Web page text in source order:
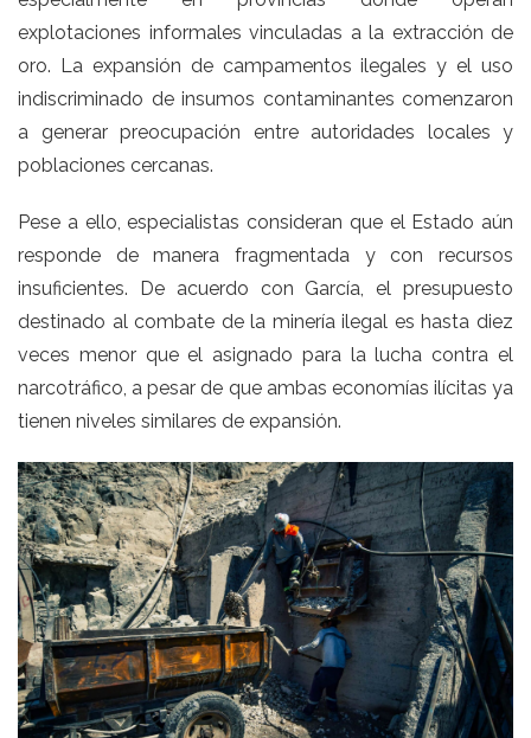
explotaciones informales vinculadas a la extracción de
oro. La expansión de campamentos ilegales y el uso
indiscriminado de insumos contaminantes comenzaron
a generar preocupación entre autoridades locales y
poblaciones cercanas.
Pese a ello, especialistas consideran que el Estado aún
responde de manera fragmentada y con recursos
insuficientes. De acuerdo con García, el presupuesto
destinado al combate de la minería ilegal es hasta diez
veces menor que el asignado para la lucha contra el
narcotráfico, a pesar de que ambas economías ilícitas ya
tienen niveles similares de expansión.